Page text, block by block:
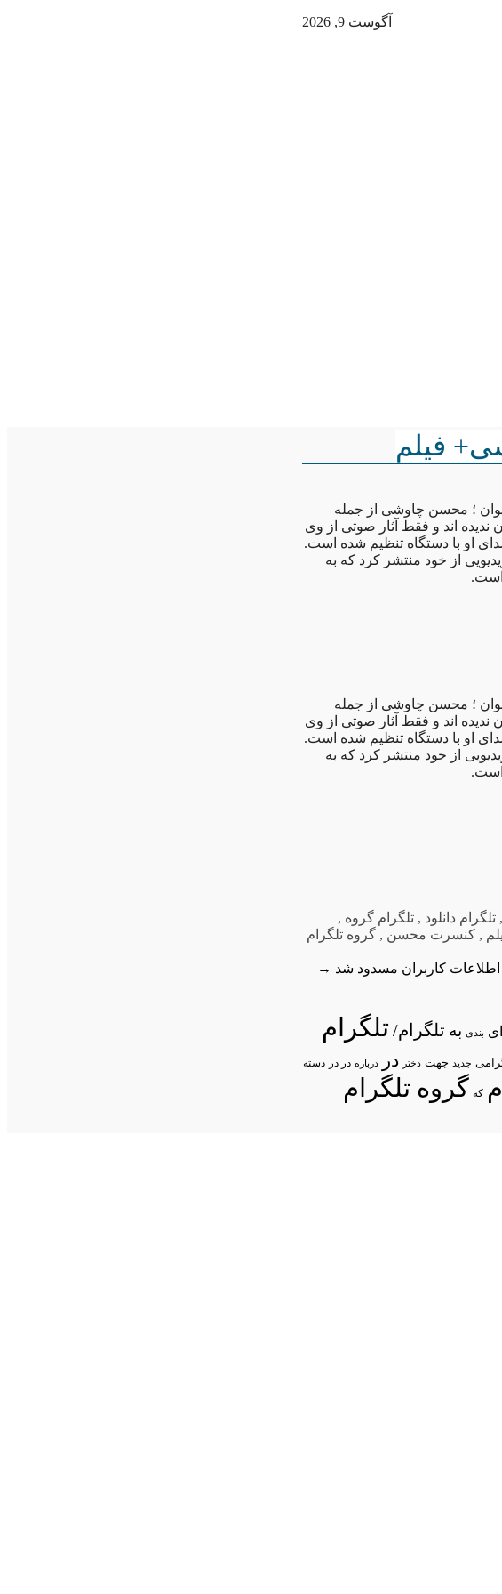
آگوست 9, 2026
فیلم
؛ محسن چاوشی از جمله
ندیده اند و فقط آثار صوتی از وی
او با دستگاه تنظیم شده است.
از خود منتشر کرد که به
است.
؛ محسن چاوشی از جمله
ندیده اند و فقط آثار صوتی از وی
او با دستگاه تنظیم شده است.
از خود منتشر کرد که به
است.
, تلگرام دانلود , تلگرام گروه ,
, کنسرت محسن , گروه تلگرام
کاربران مسدود شد →
بندی به تلگرام/ تلگرام
جدید جهت دختر در درباره در در دسته
که گروه تلگرام